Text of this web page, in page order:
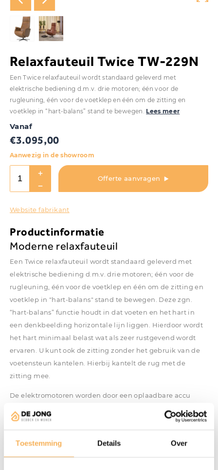
Toestemming Details Over
Relaxfauteuil Twice TW-229N
Een Twice relaxfauteuil wordt standaard geleverd met
elektrische bediening d.m.v. drie motoren; één voor de
rugleuning, één voor de voetklep en één om de zitting en
voetklep in “hart-balans” stand te bewegen. Lees meer
Vanaf
€3.095,00
Aanwezig in de showroom
Offerte aanvragen
Website fabrikant
Productinformatie
Moderne relaxfauteuil
Een Twice relaxfauteuil wordt standaard geleverd met
elektrische bediening d.m.v. drie motoren; één voor de
rugleuning, één voor de voetklep en één om de zitting en
voetklep in "hart-balans" stand te bewegen. Deze zgn.
“hart-balans” functie houdt in dat voeten en het hart in
een denkbeelding horizontale lijn liggen. Hierdoor wordt
het hart minimaal belast wat als zeer rustgevend wordt
ervaren. U kunt ook de zitting zonder het gebruik van de
voetensteun kantelen. Hierbij kantelt de rug met de
zitting mee.
De elektromotoren worden door een oplaadbare accu
loopt. De bedieningstoetsen zijn afhankelijk van het
voorstaand). Het bovenste deel van de rugleuning, waar
het hoofd tegen rust, kan van achter naar voor worden